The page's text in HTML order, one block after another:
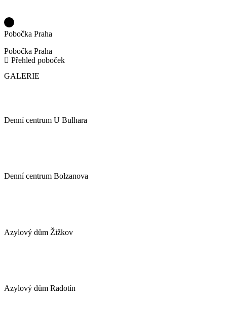
Pobočka Praha
Pobočka Praha
Přehled poboček
GALERIE
Denní centrum U Bulhara
Denní centrum Bolzanova
Azylový dům Žižkov
Azylový dům Radotín